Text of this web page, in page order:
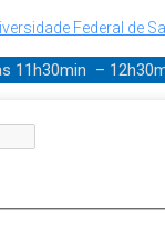
Federal de
11h30min –